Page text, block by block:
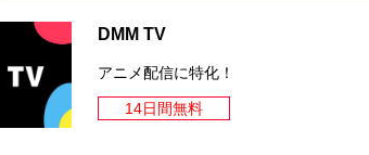
DMM TV
アニメ配信に特化！
14日間無料